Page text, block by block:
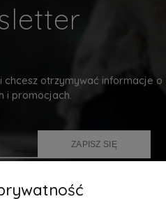
chcesz otrzymywać informacje o
i promocjach.
ZAPISZ SIĘ